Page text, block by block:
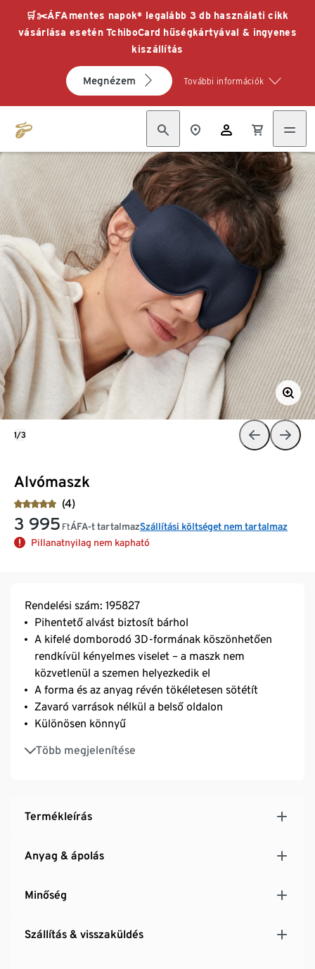
🛒✂️ÁFAmentes napok* legalább 3 db használati cikk
vásárlása esetén TchiboCard hűségkártyával & ingyenes
kiszállítás
Megnézem További információk
Alvómaszk
(4)
3 995 FtÁFA-t tartalmazSzállítási költséget nem tartalmaz
Pillanatnyilag nem kapható
1/3
Rendelési szám: 195827
Pihentető alvást biztosít bárhol
A kifelé domborodó 3D-formának köszönhetően
rendkívül kényelmes viselet – a maszk nem
közvetlenül a szemen helyezkedik el
A forma és az anyag révén tökéletesen sötétít
Zavaró varrások nélkül a belső oldalon
Különösen könnyű
Több megjelenítése
Igény szerint beállítható
Termékleírás
Anyag & ápolás
Minőség
Szállítás & visszaküldés